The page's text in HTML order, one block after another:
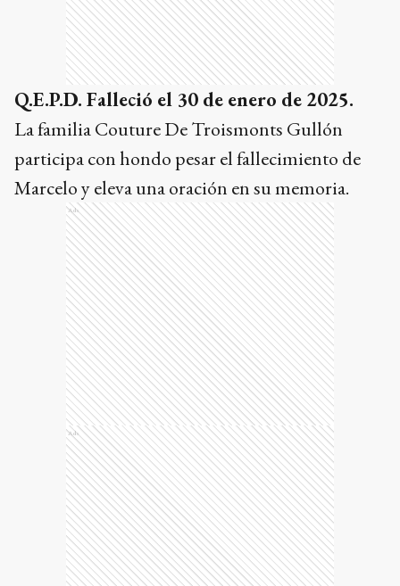
Q.E.P.D. Falleció el 30 de enero de 2025.
La familia Couture De Troismonts Gullón
participa con hondo pesar el fallecimiento de
Marcelo y eleva una oración en su memoria.
Ads
Ads